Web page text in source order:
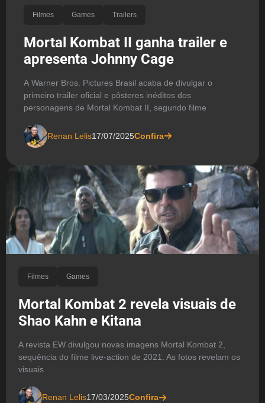
Filmes Games Trailers
Mortal Kombat II ganha trailer e
apresenta Johnny Cage
A Warner Bros. Pictures Brasil acaba de divulgar o
primeiro trailer oficial e pôsteres inéditos dos
personagens de Mortal Kombat II, segundo filme
Renan Lelis17/07/2025Confira
Filmes Games
Mortal Kombat 2 revela visuais de
Shao Kahn e Kitana
A revista EW divulgou novas imagens Mortal Kombat 2,
sequência do filme live-action de 2021. As fotos revelam os
visuais
Renan Lelis17/03/2025Confira